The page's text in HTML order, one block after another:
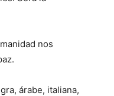
nos
árabe, italiana,